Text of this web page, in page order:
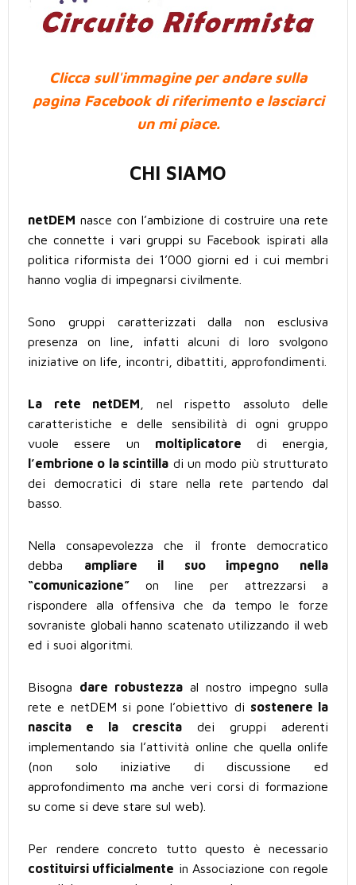
Clicca sull'immagine per andare sulla
pagina Facebook di riferimento e lasciarci
un mi piace.
CHI SIAMO
netDEM nasce con l’ambizione di costruire una rete
che connette i vari gruppi su Facebook ispirati alla
politica riformista dei 1’000 giorni ed i cui membri
hanno voglia di impegnarsi civilmente.
Sono gruppi caratterizzati dalla non esclusiva
presenza on line, infatti alcuni di loro svolgono
iniziative on life, incontri, dibattiti, approfondimenti.
La rete netDEM , nel rispetto assoluto delle
caratteristiche e delle sensibilità di ogni gruppo
vuole essere un moltiplicatore di energia,
l’embrione o la scintilla di un modo più strutturato
dei democratici di stare nella rete partendo dal
basso.
Nella consapevolezza che il fronte democratico
debba ampliare il suo impegno nella
“comunicazione” on line per attrezzarsi a
rispondere alla offensiva che da tempo le forze
sovraniste globali hanno scatenato utilizzando il web
ed i suoi algoritmi.
Bisogna dare robustezza al nostro impegno sulla
rete e netDEM si pone l’obiettivo di sostenere la
nascita e la crescita dei gruppi aderenti
implementando sia l’attività online che quella onlife
(non solo iniziative di discussione ed
approfondimento ma anche veri corsi di formazione
su come si deve stare sul web).
Per rendere concreto tutto questo è necessario
costituirsi ufficialmente in Associazione con regole